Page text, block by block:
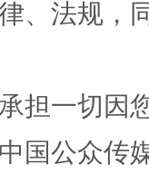
、法规，
担一切因
国公众传